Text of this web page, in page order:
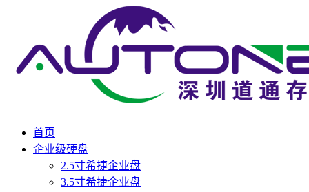
首页
企业级硬盘
2.5寸希捷企业盘
3.5寸希捷企业盘